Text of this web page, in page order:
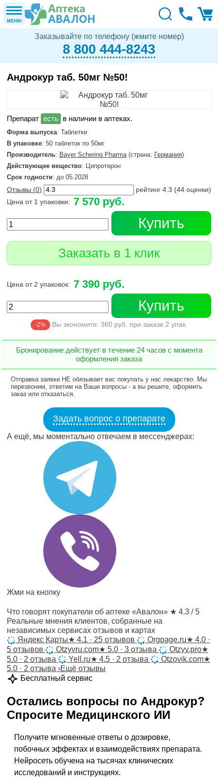
МЕНЮ
Заказывайте по телефону (жмите номер)
8 800 444-8243
Андрокур таб. 50мг №50!
в наличии в аптеках.
Форма выпуска: Таблетки
В упаковке: 50 таблеток по 50мг
Производитель: Bayer Schering Pharma(страна: Германия)
Действующее вещество: Ципротерон
Срок годности: до 05.2028
Отзывы (0) рейтинг 4.3 (44 оценки)
Цена от 1 упаковки: 7 570 руб.
Купить
Заказать в 1 клик
Цена от 2 упаковок: 7 390 руб.
Купить
-2% Вы экономите: 360 руб. при заказе 2 упак.
Бронирование действует в течение 24 часов с момента
оформления заказа
Отправка заявки НЕ обязывает вас покупать у нас лекарство. Мы
перезвоним, ответим на Ваши вопросы - а вы решите, оформить
заказ или отказаться.
Задать вопрос о препарате
А ещё, мы моментально отвечаем в мессенджерах:
Жми на кнопку
Что говорят покупатели об аптеке «Авалон» ★ 4.3 / 5
Реальные мнения клиентов, собранные на
независимых сервисах отзывов и картах
Яндекс Карты★ 4.1 · 25 отзывов Orgpage.ru★ 4.0 ·
5 отзывов
Otzyvru.com★ 5.0 · 3 отзыва Otzyv.pro★
5.0 · 2 отзыва
Yell.ru★ 4.5 · 2 отзыва Otzovik.com★
5.0 · 2 отзыва ›Ещё отзывы
Бесплатный сервис
Остались вопросы по Андрокур?
Спросите Медицинского ИИ
Получите мгновенные ответы о дозировке,
побочных эффектах и взаимодействиях препарата.
Нейросеть обучена на тысячах клинических
исследований и инструкциях.